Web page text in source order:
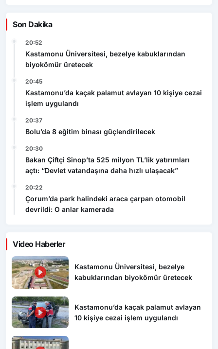
Son Dakika
20:52
Kastamonu Üniversitesi, bezelye kabuklarından
biyokömür üretecek
20:45
Kastamonu’da kaçak palamut avlayan 10 kişiye cezai
işlem uygulandı
20:37
Bolu’da 8 eğitim binası güçlendirilecek
20:30
Bakan Çiftçi Sinop’ta 525 milyon TL’lik yatırımları
açtı: “Devlet vatandaşına daha hızlı ulaşacak”
20:22
Çorum’da park halindeki araca çarpan otomobil
devrildi: O anlar kamerada
Video Haberler
Kastamonu Üniversitesi, bezelye
kabuklarından biyokömür üretecek
Kastamonu’da kaçak palamut avlayan
10 kişiye cezai işlem uygulandı